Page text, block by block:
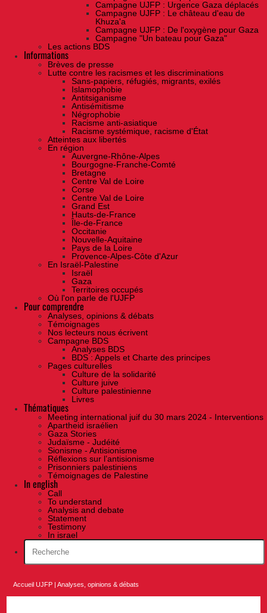
Campagne UJFP : Urgence Gaza déplacés
Campagne UJFP : Le château d'eau de
Khuza'a
Campagne UJFP : De l'oxygène pour Gaza
Campagne "Un bateau pour Gaza"
Les actions BDS
Informations
Brèves de presse
Lutte contre les racismes et les discriminations
Sans-papiers, réfugiés, migrants, exilés
Islamophobie
Antitsiganisme
Antisémitisme
Négrophobie
Racisme anti-asiatique
Racisme systémique, racisme d'État
Atteintes aux libertés
En région
Auvergne-Rhône-Alpes
Bourgogne-Franche-Comté
Bretagne
Centre Val de Loire
Corse
Centre Val de Loire
Grand Est
Hauts-de-France
Île-de-France
Occitanie
Nouvelle-Aquitaine
Pays de la Loire
Provence-Alpes-Côte d'Azur
En Israël-Palestine
Israël
Gaza
Territoires occupés
Où l'on parle de l'UJFP
Pour comprendre
Analyses, opinions & débats
Témoignages
Nos lecteurs nous écrivent
Campagne BDS
Analyses BDS
BDS : Appels et Charte des principes
Pages culturelles
Culture de la solidarité
Culture juive
Culture palestinienne
Livres
Thématiques
Meeting international juif du 30 mars 2024 - Interventions
Apartheid israélien
Gaza Stories
Judaïsme - Judéité
Sionisme - Antisionisme
Réflexions sur l’antisionisme
Prisonniers palestiniens
Témoignages de Palestine
In english
Call
To understand
Analysis and debate
Statement
Testimony
In israel
Accueil UJFP |Analyses, opinions & débats